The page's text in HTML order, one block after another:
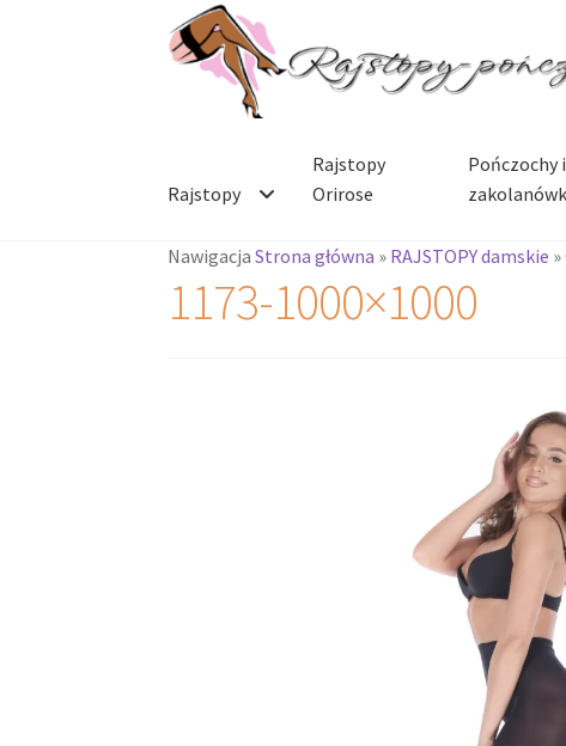
Przejdź
do
nawigacji
Przejdź
do
treści
Rajstopy
Rajstopy
Orirose
Pończochy i
NawigacjaStrona główna » RAJSTOPY damskie »
1173-1000×1000